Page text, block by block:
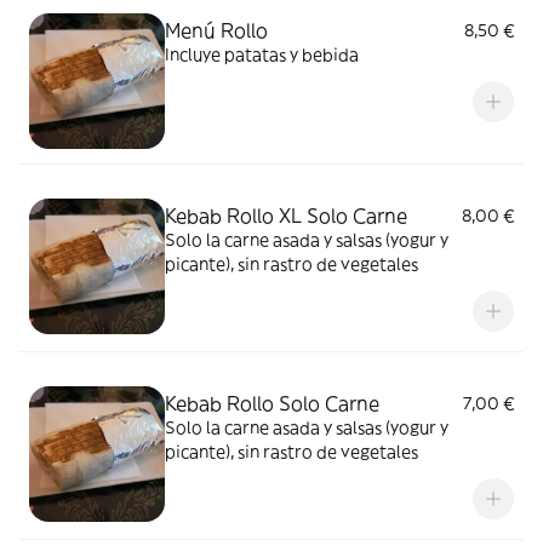
Menú Rollo
8,50 €
Incluye patatas y bebida
Kebab Rollo XL Solo Carne
8,00 €
Solo la carne asada y salsas (yogur y
picante), sin rastro de vegetales
Kebab Rollo Solo Carne
7,00 €
Solo la carne asada y salsas (yogur y
picante), sin rastro de vegetales